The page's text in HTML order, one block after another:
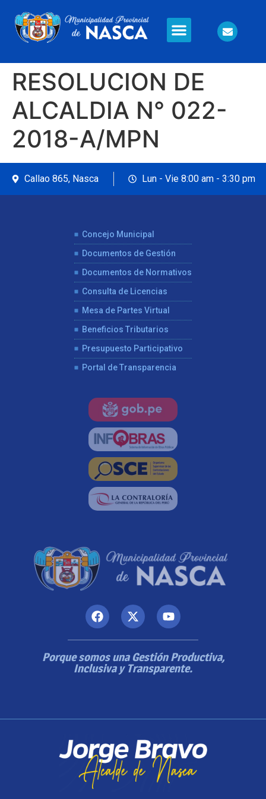
RESOLUCION DE
ALCALDIA N° 022-
2018-A/MPN
Callao 865, Nasca Lun - Vie 8:00 am - 3:30 pm
Concejo Municipal
Documentos de Gestión
Documentos de Normativos
Consulta de Licencias
Mesa de Partes Virtual
Beneficios Tributarios
Presupuesto Participativo
Portal de Transparencia
Porque somos una Gestión Productiva,
Inclusiva y Transparente.